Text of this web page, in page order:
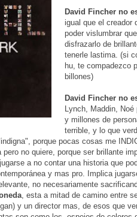
David Fincher no
igual que el creador
poder vislumbrar
disfrazarlo de
tenerle lastima. (si
hu, te compadezco
billones)
David Fincher no
Lynch, Maddin,
y millones de
terrible, y lo que
porque pocas cosas me
no quiere, porque ser brillante
a no contar una historia que
y mas pro. Implica
no necesariamente
, esta a mitad de camino entre
y un director mas, de esos que